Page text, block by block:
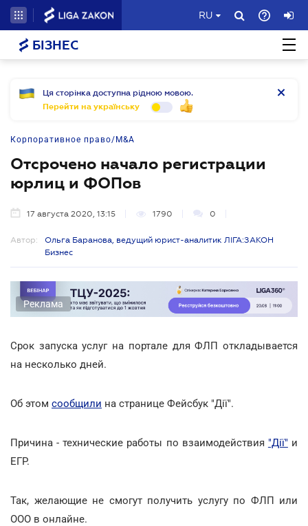
RU
БІЗНЕС
Ця сторінка доступна рідною мовою.
Перейти на українську
Корпоративное право/M&A
Отсрочено начало регистрации
юрлиц и ФОПов
17 августа 2020, 13:15 1790 0
Автор:
Ольга Баранова, ведущий юрист-аналитик ЛІГА:ЗАКОН
Бизнес
Реклама
Срок запуска услуг на портале для ФЛП откладывается
на несколько дней.
Об этом сообщили на странице Фейсбук "Дії".
Причина - технические работы по взаимодействия "Дії" и
ЕГР.
Так, желающие не смогут получить услугу по ФЛП или
ООО в онлайне.